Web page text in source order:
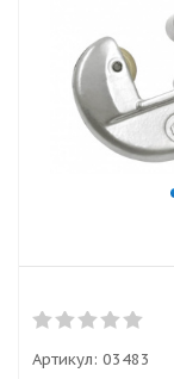
Артикул: 03483